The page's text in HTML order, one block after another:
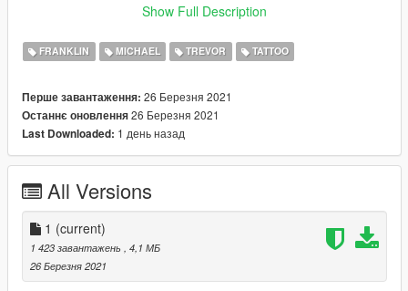
yer_zero (Replace file named "head_diff_000_a_whi")
Remember to make a backup if you want to return to their
normal faces.
Show Full Description
FRANKLIN MICHAEL TREVOR TATTOO
Перше завантаження: 26 Березня 2021
Останнє оновлення26 Березня 2021
Last Downloaded: 1 день назад
All Versions
1 (current)
1 423 завантажень
, 4,1 МБ
26 Березня 2021